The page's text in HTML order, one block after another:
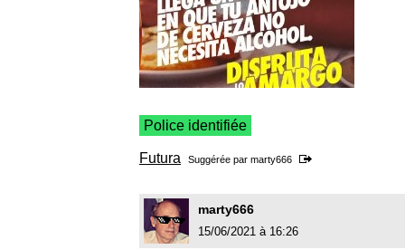
Police identifiée
Futura Suggérée par marty666
marty666
15/06/2021 à 16:26